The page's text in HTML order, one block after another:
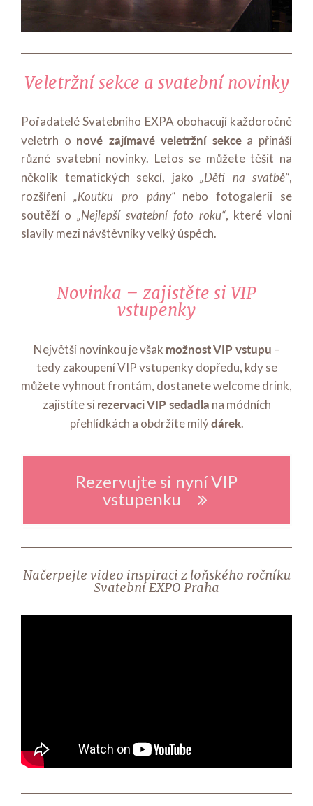
Veletržní sekce a svatební novinky
Pořadatelé Svatebního EXPA obohacují každoročně
veletrh o nové zajímavé veletržní sekcea přináší
různé svatební novinky. Letos se můžete těšit na
několik tematických sekcí, jako „Děti na svatbě“,
rozšíření „Koutku pro pány“nebo fotogalerii se
soutěží o „Nejlepší svatební foto roku“, které vloni
slavily mezi návštěvníky velký úspěch.
Novinka – zajistěte si VIP
vstupenky
Největší novinkou je však možnost VIP vstupu –
tedy zakoupení VIP vstupenky dopředu, kdy se
můžete vyhnout frontám, dostanete welcome drink,
zajistíte si rezervaci VIP sedadla na módních
přehlídkách a obdržíte milýdárek.
Rezervujte si nyní VIP
vstupenku
Načerpejte video inspiraci z loňského ročníku
Svatební EXPO Praha